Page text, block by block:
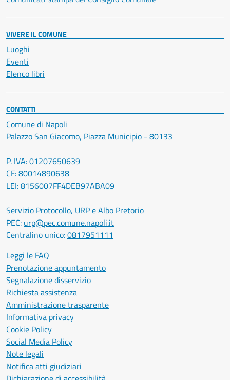
VIVERE IL COMUNE
Luoghi
Eventi
Elenco libri
CONTATTI
Comune di Napoli
Palazzo San Giacomo, Piazza Municipio - 80133
P. IVA: 01207650639
CF: 80014890638
LEI: 8156007FF4DEB97ABA09
Servizio Protocollo, URP e Albo Pretorio
PEC: urp@pec.comune.napoli.it
Centralino unico:0817951111
Leggi le FAQ
Prenotazione appuntamento
Segnalazione disservizio
Richiesta assistenza
Amministrazione trasparente
Informativa privacy
Cookie Policy
Social Media Policy
Note legali
Notifica atti giudiziari